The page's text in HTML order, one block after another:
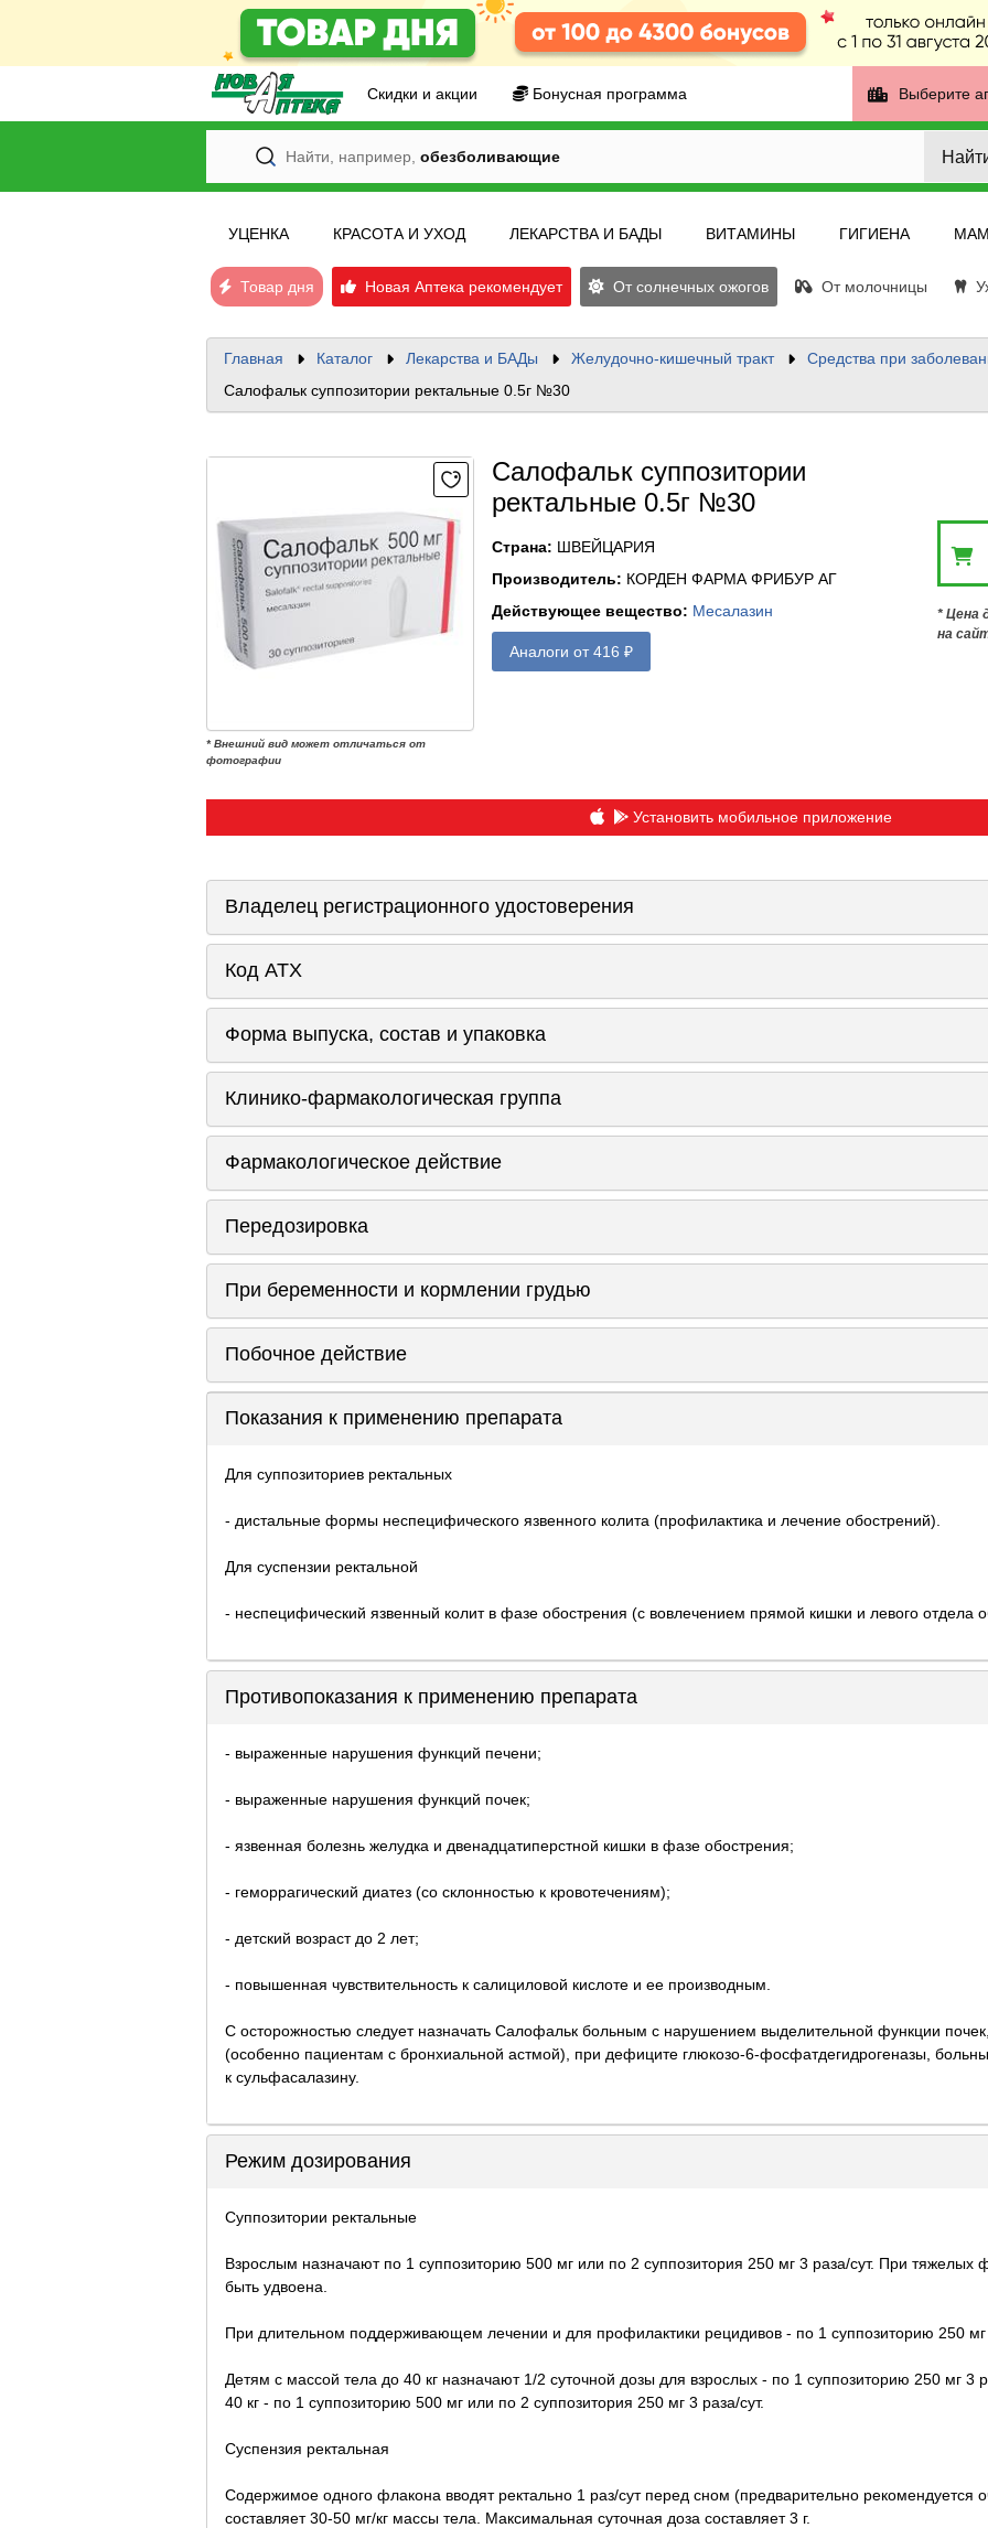
Скидки и акции Бонусная программа Выберите
Найти, например, обезболивающие
УЦЕНКА КРАСОТА И УХОД ЛЕКАРСТВА И БАДЫ ВИТАМИНЫ ГИГИЕНА
Товар дня Новая Аптека рекомендует От солнечных ожогов От молочницы
Главная Каталог Лекарства и БАДы Желудочно-кишечный тракт
Средства при
Салофальк суппозитории ректальные 0.5г №30
* Внешний вид может отличаться от
фотографии
Салофальк суппозитории
ректальные 0.5г №30
Страна: ШВЕЙЦАРИЯ
Производитель: КОРДЕН ФАРМА ФРИБУР АГ
Действующее вещество: Месалазин
Аналоги от 416 ₽
* Цена
на
Установить мобильное приложение
Владелец регистрационного удостоверения
Код ATX
Форма выпуска, состав и упаковка
Клинико-фармакологическая группа
Фармакологическое действие
Передозировка
При беременности и кормлении грудью
Побочное действие
Показания к применению препарата
Для суппозиториев ректальных
- дистальные формы неспецифического язвенного колита (профилактика и лечение обострений).
Для суспензии ректальной
- неспецифический язвенный колит в фазе обострения (с вовлечением прямой кишки и левого отдела
Противопоказания к применению препарата
- выраженные нарушения функций печени;
- выраженные нарушения функций почек;
- язвенная болезнь желудка и двенадцатиперстной кишки в фазе обострения;
- геморрагический диатез (со склонностью к кровотечениям);
- детский возраст до 2 лет;
- повышенная чувствительность к салициловой кислоте и ее производным.
С осторожностью следует назначать Салофальк больным с нарушением выделительной функции
(особенно пациентам с бронхиальной астмой), при дефиците глюкозо-6-фосфатдегидрогеназы,
к сульфасалазину.
Режим дозирования
Суппозитории ректальные
Взрослым назначают по 1 суппозиторию 500 мг или по 2 суппозитория 250 мг 3 раза/сут. При тяжелых
быть удвоена.
При длительном поддерживающем лечении и для профилактики рецидивов - по 1 суппозиторию 250 мг
Детям с массой тела до 40 кг назначают 1/2 суточной дозы для взрослых - по 1 суппозиторию 250 мг 3
40 кг - по 1 суппозиторию 500 мг или по 2 суппозитория 250 мг 3 раза/сут.
Суспензия ректальная
Содержимое одного флакона вводят ректально 1 раз/сут перед сном (предварительно рекомендуется
составляет 30-50 мг/кг массы тела. Максимальная суточная доза составляет 3 г.